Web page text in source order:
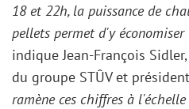
18 et 22h, la puissance de
pellets permet d'y
indique Jean-François
du groupe STÛV et
ramène ces chiffres à